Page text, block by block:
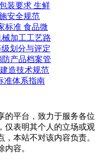
装要求 生鲜
安全规范
标准 食品微
械加工工艺路
级划分与评定
防产品档案管
造技术规范
准体系指南
的平台，致力于服务各位
仅表明其个人的立场或观
本站不对该内容负责。
容。